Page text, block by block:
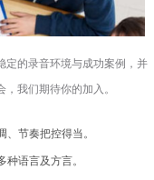
定的录音环境与成功案例，并
我们期待你的加入。
节奏把控得当。
语言及方言。